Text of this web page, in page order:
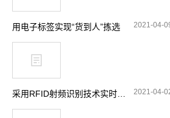
用电子标签实现“货到人”拣选 2021-04-
2021-04-